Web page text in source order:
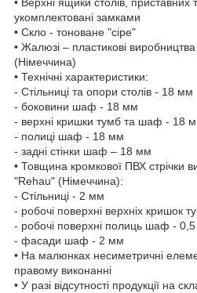
• Верхні ящики столів, приставних
укомплектовані замками
• Скло - тоноване "сіре"
• Жалюзі – пластикові
(Німеччина)
• Технічні характеристики:
- Стільниці та опори столів - 18 мм
- боковини шаф - 18 мм
- верхні кришки тумб та шаф - 18
- полиці шаф - 18 мм
- задні стінки шаф – 18 мм
• Товщина кромкової ПВХ стрічки
"Rehau" (Німеччина):
- Стільниці - 2 мм
- робочі поверхні верхніх кришок
- робочі поверхні полиць шаф -
- фасади шаф - 2 мм
• На малюнках несиметричні
правому виконанні
• У разі відсутності продукції на